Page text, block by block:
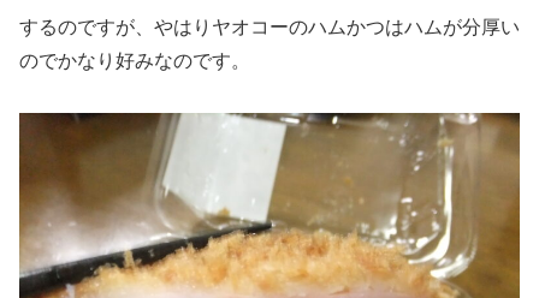
するのですが、やはりヤオコーのハムかつはハムが分厚い
のでかなり好みなのです。